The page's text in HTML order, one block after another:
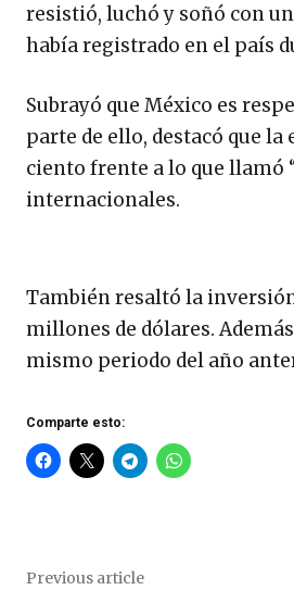
resistió, luchó y soñó con
había registrado en el país
Subrayó que México es
parte de ello, destacó que
ciento frente a lo que llamó
internacionales.
También resaltó la
millones de dólares.
mismo periodo del año
Comparte esto:
Previous article